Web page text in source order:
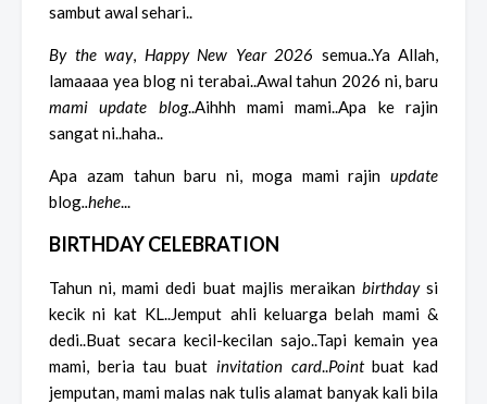
sambut awal sehari..
By the way, Happy New Year 2026 semua..Ya Allah,
lamaaaa yea blog ni terabai..Awal tahun 2026 ni, baru
mami update blog..Aihhh mami mami..Apa ke rajin
sangat ni..haha..
Apa azam tahun baru ni, moga mami rajin update
blog..hehe...
BIRTHDAY CELEBRATION
Tahun ni, mami dedi buat majlis meraikan birthdaysi
kecik ni kat KL..Jemput ahli keluarga belah mami &
dedi..Buat secara kecil-kecilan sajo..Tapi kemain yea
mami, beria tau buat invitation card..Pointbuat kad
jemputan, mami malas nak tulis alamat banyak kali bila